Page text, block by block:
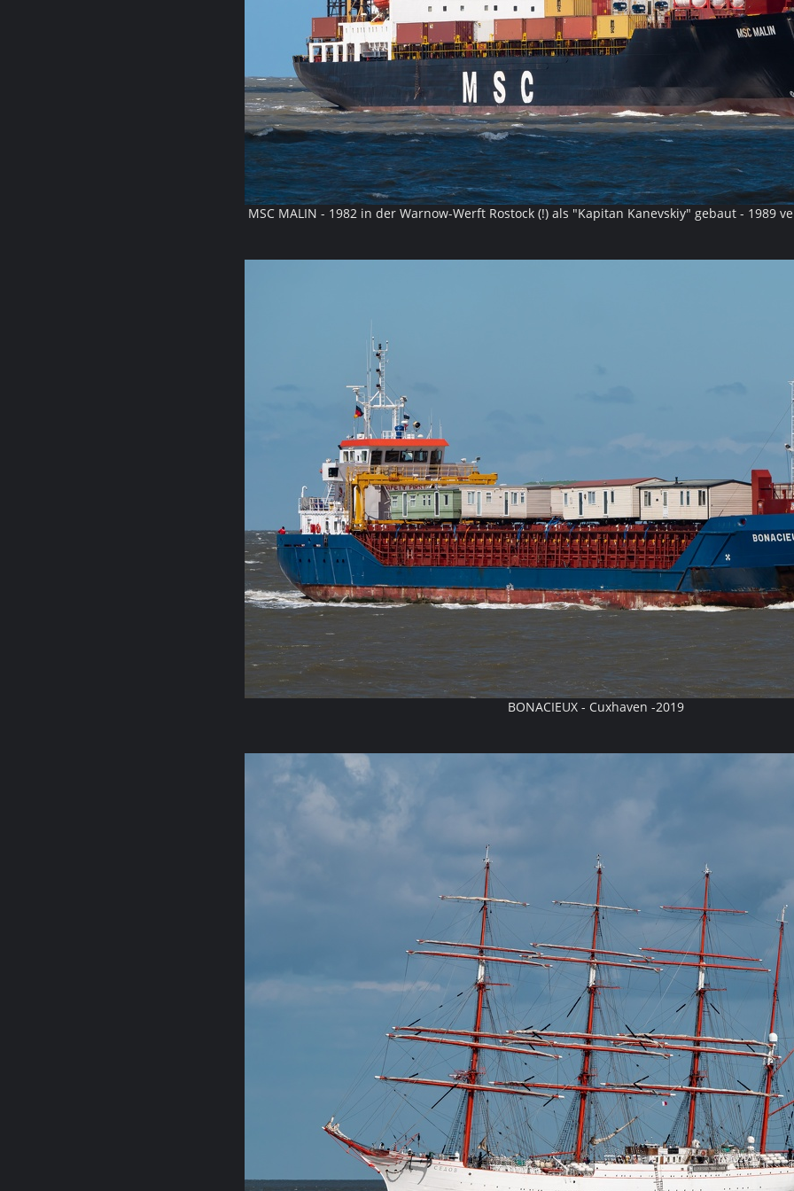
MSC MALIN - 1982 in der Warnow-Werft Rostock (!) als "Kapitan Kanevskiy" gebaut - 1989
BONACIEUX - Cuxhaven -2019